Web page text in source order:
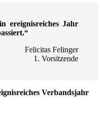
ereignisreiches Jahr
Felicitas Felinger
1. Vorsitzende
Verbandsjahr